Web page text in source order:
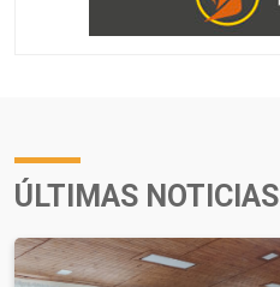
ÚLTIMAS NOTICIAS